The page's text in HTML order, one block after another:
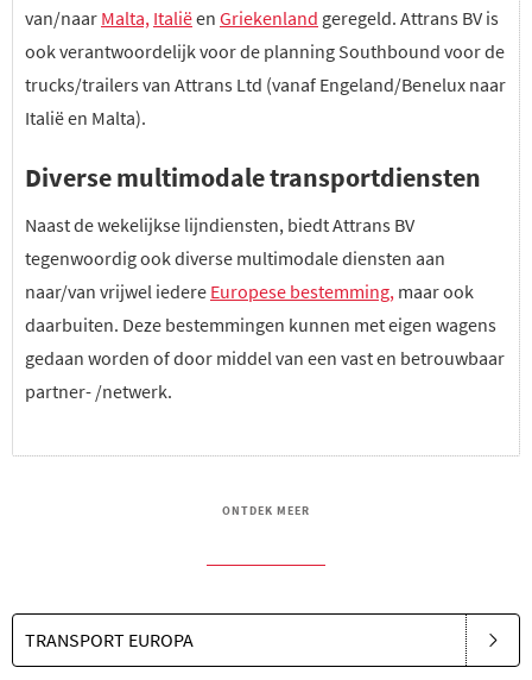
van/naar Malta, Italiëen Griekenland geregeld. Attrans BV is
ook verantwoordelijk voor de planning Southbound voor de
trucks/trailers van Attrans Ltd (vanaf Engeland/Benelux naar
Italië en Malta).
Diverse multimodale transportdiensten
Naast de wekelijkse lijndiensten, biedt Attrans BV
tegenwoordig ook diverse multimodale diensten aan
naar/van vrijwel iedere Europese bestemming, maar ook
daarbuiten. Deze bestemmingen kunnen met eigen wagens
gedaan worden of door middel van een vast en betrouwbaar
partner- /netwerk.
ONTDEK MEER
TRANSPORT EUROPA